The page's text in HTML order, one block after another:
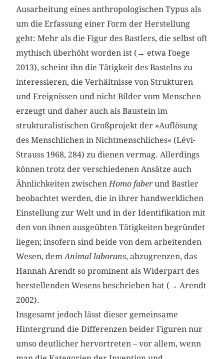
Ausarbeitung eines anthropologischen Typus als
um die Erfassung einer Form der Herstellung
geht: Mehr als die Figur des Bastlers, die selbst oft
mythisch überhöht worden ist (→ etwa Foege
2013), scheint ihn die Tätigkeit des Bastelns zu
interessieren, die Verhältnisse von Strukturen
und Ereignissen und nicht Bilder vom Menschen
erzeugt und daher auch als Baustein im
strukturalistischen Großprojekt der »Auflösung
des Menschlichen in Nichtmenschliches« (Lévi-
Strauss 1968, 284) zu dienen vermag. Allerdings
können trotz der verschiedenen Ansätze auch
Ähnlichkeiten zwischen Homo faberund Bastler
beobachtet werden, die in ihrer handwerklichen
Einstellung zur Welt und in der Identifikation mit
den von ihnen ausgeübten Tätigkeiten begründet
liegen; insofern sind beide von dem arbeitenden
Wesen, demAnimal laborans, abzugrenzen, das
Hannah Arendt so prominent als Widerpart des
herstellenden Wesens beschrieben hat (→ Arendt
2002).
Insgesamt jedoch lässt dieser gemeinsame
Hintergrund die Differenzen beider Figuren nur
umso deutlicher hervortreten – vor allem, wenn